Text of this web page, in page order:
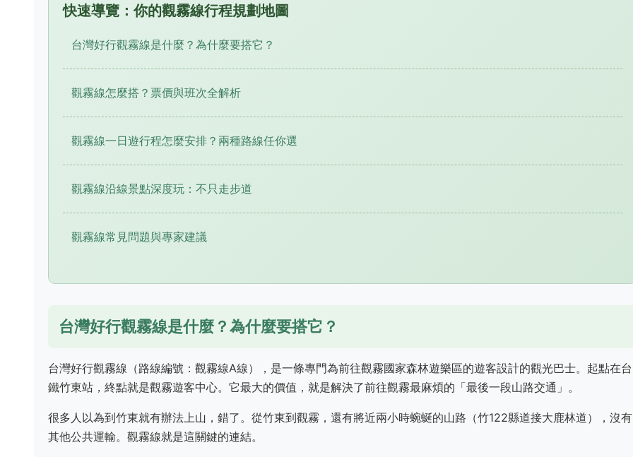
快速導覽：你的觀霧線行程規劃地圖
台灣好行觀霧線是什麼？為什麼要搭它？
觀霧線怎麼搭？票價與班次全解析
觀霧線一日遊行程怎麼安排？兩種路線任你選
觀霧線沿線景點深度玩：不只走步道
觀霧線常見問題與專家建議
台灣好行觀霧線是什麼？為什麼要搭它？
台灣好行觀霧線（路線編號：觀霧線A線），是一條專門為前往觀霧國家森林遊樂區的遊客設計的觀光巴士。起點在台
鐵竹東站，終點就是觀霧遊客中心。它最大的價值，就是解決了前往觀霧最麻煩的「最後一段山路交通」。
很多人以為到竹東就有辦法上山，錯了。從竹東到觀霧，還有將近兩小時蜿蜒的山路（竹122縣道接大鹿林道），沒有
其他公共運輸。觀霧線就是這關鍵的連結。